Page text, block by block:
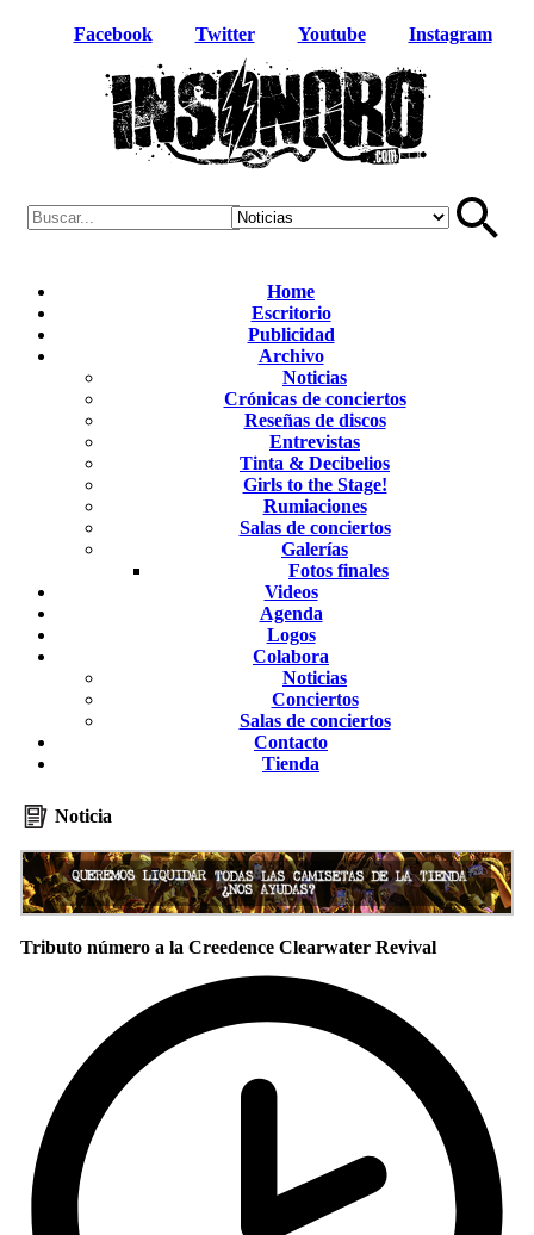
Facebook Twitter Youtube Instagram
Home
Escritorio
Publicidad
Archivo
Noticias
Crónicas de conciertos
Reseñas de discos
Entrevistas
Tinta & Decibelios
Girls to the Stage!
Rumiaciones
Salas de conciertos
Galerías
Fotos finales
Videos
Agenda
Logos
Colabora
Noticias
Conciertos
Salas de conciertos
Contacto
Tienda
Noticia
Tributo número a la Creedence Clearwater Revival